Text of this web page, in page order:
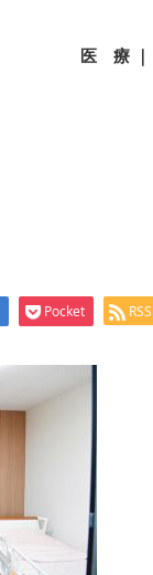
医 療 ｜
Pocket RSS